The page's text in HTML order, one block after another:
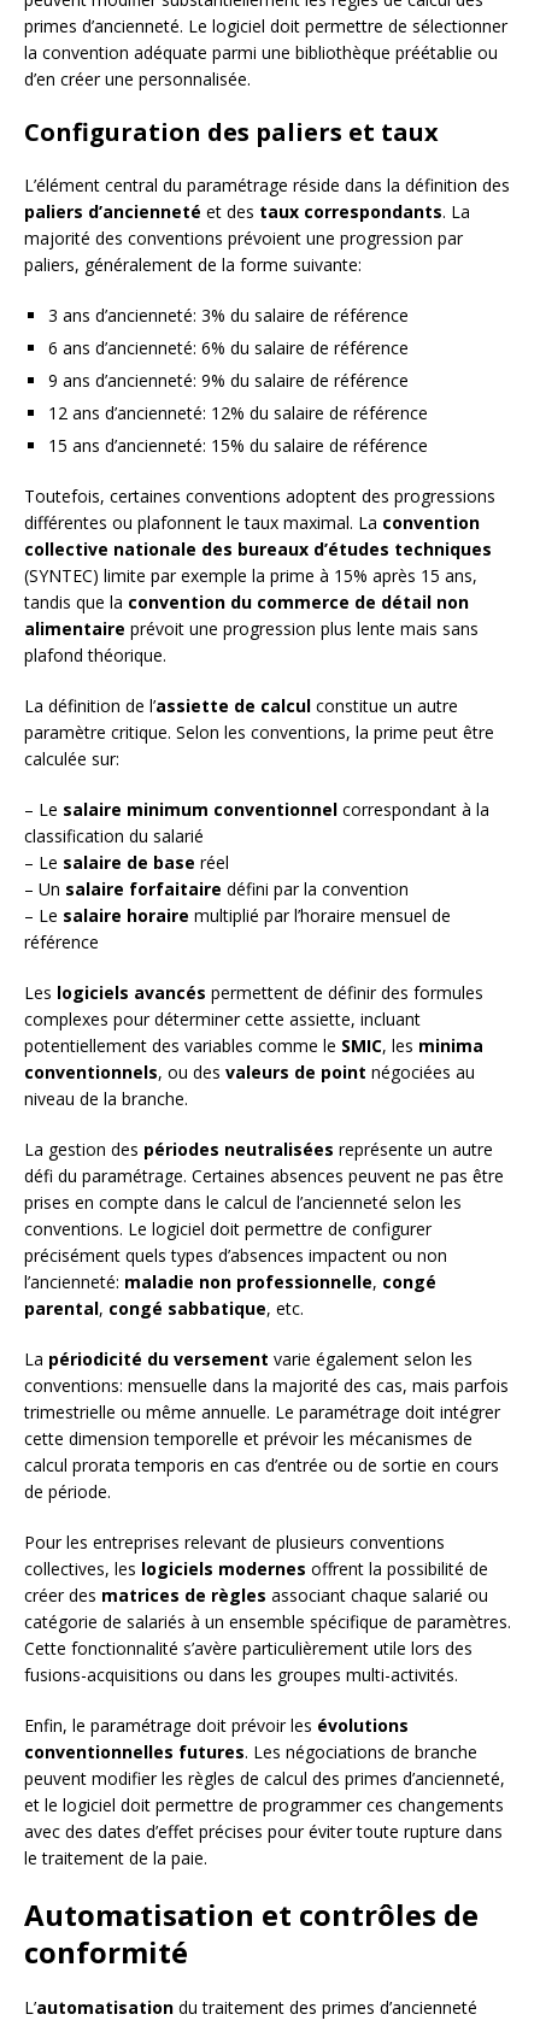
primes d’ancienneté. Le logiciel doit permettre de sélectionner
la convention adéquate parmi une bibliothèque préétablie ou
d’en créer une personnalisée.
Configuration des paliers et taux
L’élément central du paramétrage réside dans la définition des
paliers d’ancienneté et des taux correspondants. La
majorité des conventions prévoient une progression par
paliers, généralement de la forme suivante:
3 ans d’ancienneté: 3% du salaire de référence
6 ans d’ancienneté: 6% du salaire de référence
9 ans d’ancienneté: 9% du salaire de référence
12 ans d’ancienneté: 12% du salaire de référence
15 ans d’ancienneté: 15% du salaire de référence
Toutefois, certaines conventions adoptent des progressions
différentes ou plafonnent le taux maximal. La convention
collective nationale des bureaux d’études techniques
(SYNTEC) limite par exemple la prime à 15% après 15 ans,
tandis que la convention du commerce de détail non
alimentaire prévoit une progression plus lente mais sans
plafond théorique.
La définition de l’assiette de calcul constitue un autre
paramètre critique. Selon les conventions, la prime peut être
calculée sur:
– Le salaire minimum conventionnel correspondant à la
classification du salarié
– Le salaire de base réel
– Un salaire forfaitaire défini par la convention
– Le salaire horaire multiplié par l’horaire mensuel de
référence
Les logiciels avancés permettent de définir des formules
complexes pour déterminer cette assiette, incluant
potentiellement des variables comme le SMIC, les minima
conventionnels, ou des valeurs de point négociées au
niveau de la branche.
La gestion des périodes neutralisées représente un autre
défi du paramétrage. Certaines absences peuvent ne pas être
prises en compte dans le calcul de l’ancienneté selon les
conventions. Le logiciel doit permettre de configurer
précisément quels types d’absences impactent ou non
l’ancienneté: maladie non professionnelle, congé
parental, congé sabbatique, etc.
La périodicité du versement varie également selon les
conventions: mensuelle dans la majorité des cas, mais parfois
trimestrielle ou même annuelle. Le paramétrage doit intégrer
cette dimension temporelle et prévoir les mécanismes de
calcul prorata temporis en cas d’entrée ou de sortie en cours
de période.
Pour les entreprises relevant de plusieurs conventions
collectives, les logiciels modernes offrent la possibilité de
créer des matrices de règles associant chaque salarié ou
catégorie de salariés à un ensemble spécifique de paramètres.
Cette fonctionnalité s’avère particulièrement utile lors des
fusions-acquisitions ou dans les groupes multi-activités.
Enfin, le paramétrage doit prévoir les évolutions
conventionnelles futures. Les négociations de branche
peuvent modifier les règles de calcul des primes d’ancienneté,
et le logiciel doit permettre de programmer ces changements
avec des dates d’effet précises pour éviter toute rupture dans
le traitement de la paie.
Automatisation et contrôles de
conformité
L’automatisation du traitement des primes d’ancienneté